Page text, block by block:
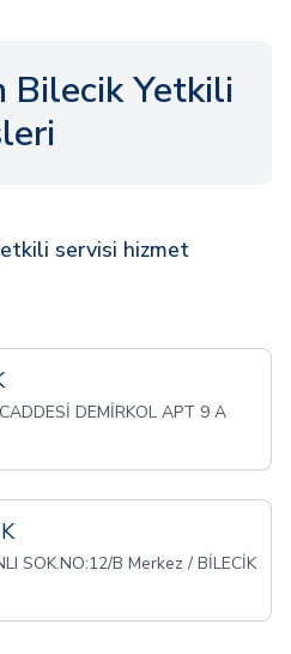
Bilecik Yetkili
servisi hizmet
DEMİRKOL APT 9 A
SOK.NO:12/B Merkez / BİLECİK